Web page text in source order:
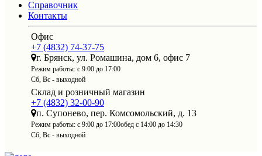
Справочник
Контакты
Офис
+7 (4832) 74-37-75
г. Брянск, ул. Ромашина, дом 6, офис 7
Режим работы: с 9:00 до 17:00
Сб, Вс - выходной
Склад и розничный магазин
+7 (4832) 32-00-90
п. Супонево, пер. Комсомольский, д. 13
Режим работы: с 9:00 до 17:00обед с 14:00 до 14:30
Сб, Вс - выходной